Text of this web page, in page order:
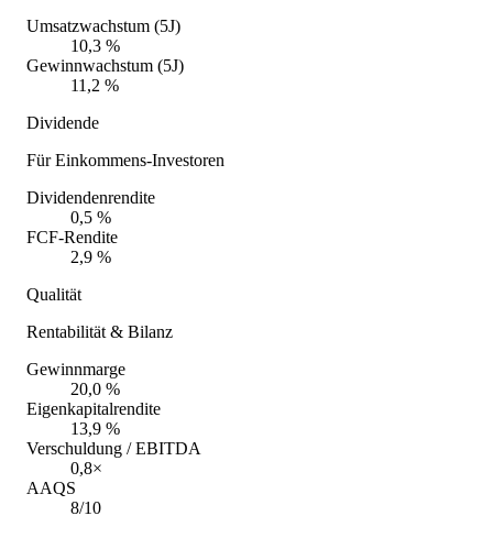
Umsatzwachstum (5J)
10,3 %
Gewinnwachstum (5J)
11,2 %
Dividende
Für Einkommens-Investoren
Dividendenrendite
0,5 %
FCF-Rendite
2,9 %
Qualität
Rentabilität & Bilanz
Gewinnmarge
20,0 %
Eigenkapitalrendite
13,9 %
Verschuldung / EBITDA
0,8×
AAQS
8/10